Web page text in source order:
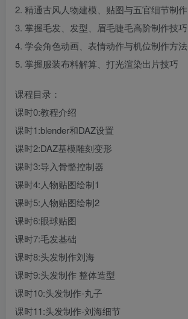
2. 精通古风人物建模、贴图与五官细节制作
3. 掌握毛发、发型、眉毛睫毛高阶制作技巧
4. 学会角色动画、表情动作与机位制作方法
5. 掌握服装布料解算、打光渲染出片技巧
课程目录：
课时0:教程介绍
课时1:blender和DAZ设置
课时2:DAZ基模雕刻变形
课时3:导入骨骼控制器
课时4:人物贴图绘制1
课时5:人物贴图绘制2
课时6:眼球贴图
课时7:毛发基础
课时8:头发制作刘海
课时9:头发制作 整体造型
课时10:头发制作-丸子
课时11:头发制作-刘海细节